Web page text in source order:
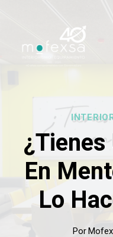
contenido
En
Lo
Por